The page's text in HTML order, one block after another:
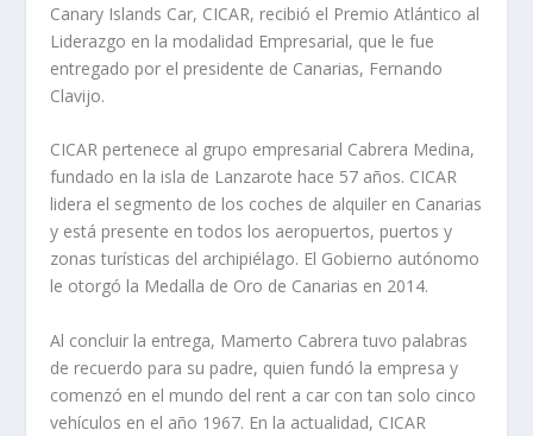
Canary Islands Car, CICAR, recibió el Premio Atlántico al
Liderazgo en la modalidad Empresarial, que le fue
entregado por el presidente de Canarias, Fernando
Clavijo.
CICAR pertenece al grupo empresarial Cabrera Medina,
fundado en la isla de Lanzarote hace 57 años. CICAR
lidera el segmento de los coches de alquiler en Canarias
y está presente en todos los aeropuertos, puertos y
zonas turísticas del archipiélago. El Gobierno autónomo
le otorgó la Medalla de Oro de Canarias en 2014.
Al concluir la entrega, Mamerto Cabrera tuvo palabras
de recuerdo para su padre, quien fundó la empresa y
comenzó en el mundo del rent a car con tan solo cinco
vehículos en el año 1967. En la actualidad, CICAR